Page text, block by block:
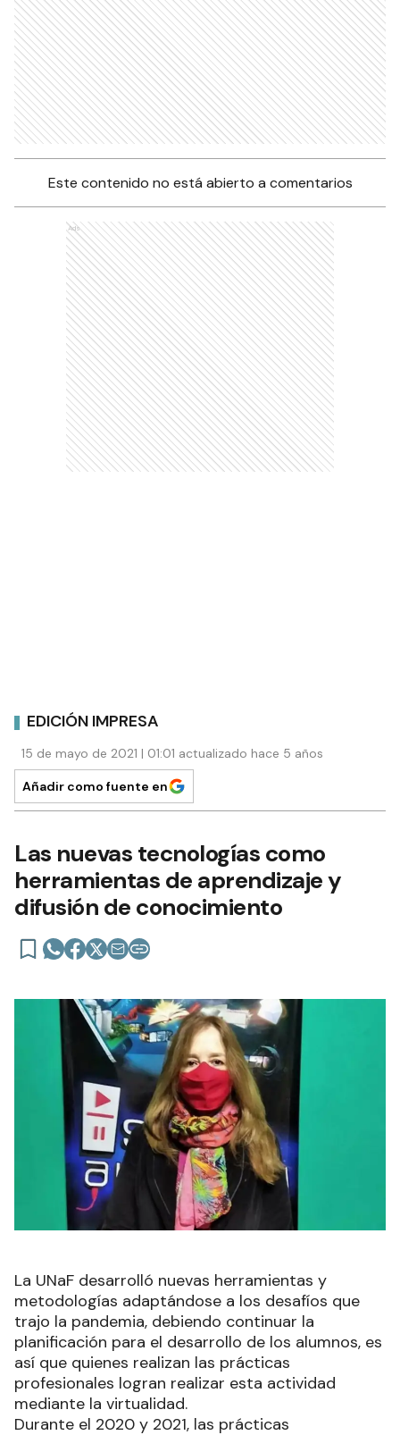
Este contenido no está abierto a comentarios
Ads
EDICIÓN IMPRESA
15 de mayo de 2021 | 01:01 actualizado hace 5 años
Añadir como fuente en
Las nuevas tecnologías como
herramientas de aprendizaje y
difusión de conocimiento
La UNaF desarrolló nuevas herramientas y
metodologías adaptándose a los desafíos que
trajo la pandemia, debiendo continuar la
planificación para el desarrollo de los alumnos, es
así que quienes realizan las prácticas
profesionales logran realizar esta actividad
mediante la virtualidad.
Durante el 2020 y 2021, las prácticas